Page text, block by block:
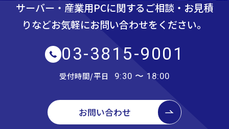
サーバー・産業用PCに関するご相談・お見積
りなどお気軽にお問い合わせをください。
03-3815-9001
受付時間/平日 9:30 〜 18:00
お問い合わせ